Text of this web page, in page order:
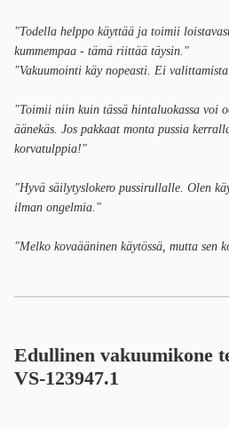
"Todella helppo käyttää ja toimii
kummempaa - tämä riittää täysin."
"Vakuumointi käy nopeasti. Ei
"Toimii niin kuin tässä hintaluokassa voi
äänekäs. Jos pakkaat monta pussia
korvatulppia!"
"Hyvä säilytyslokero pussirullalle. Olen
ilman ongelmia."
"Melko kovaääninen käytössä, mutta sen
Edullinen vakuumikone
VS-123947.1